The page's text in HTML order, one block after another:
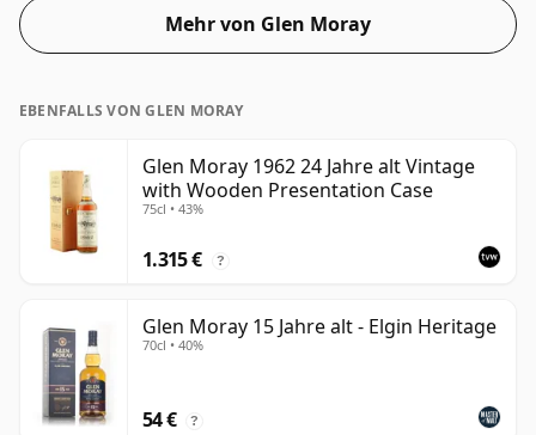
Mehr von Glen Moray
EBENFALLS VON GLEN MORAY
Glen Moray 1962 24 Jahre alt Vintage
with Wooden Presentation Case
75cl • 43%
1.315 € ?
Glen Moray 15 Jahre alt - Elgin Heritage
70cl • 40%
54 € ?